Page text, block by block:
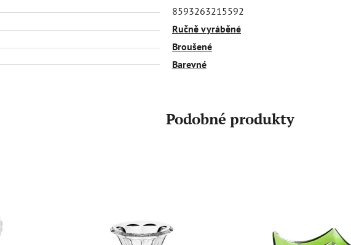
8593263215592
Ručně vyráběné
Broušené
Barevné
Podobné produkty